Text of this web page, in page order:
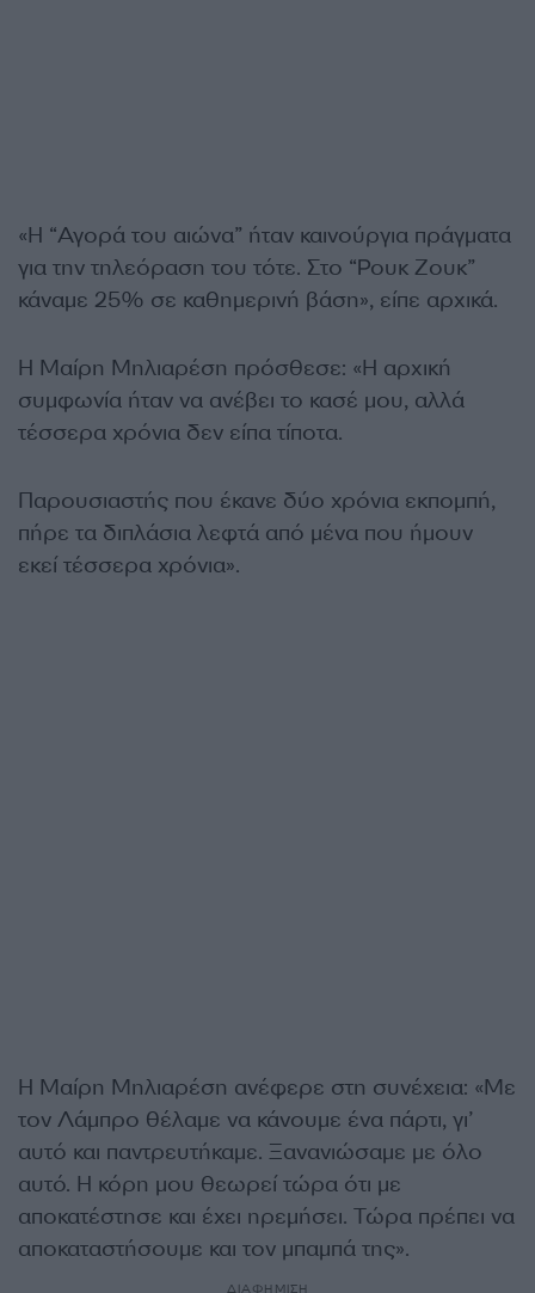
«Η “Αγορά του αιώνα” ήταν καινούργια πράγματα
για την τηλεόραση του τότε. Στο “Ρουκ Ζουκ”
κάναμε 25% σε καθημερινή βάση», είπε αρχικά.
Η Μαίρη Μηλιαρέση πρόσθεσε: «Η αρχική
συμφωνία ήταν να ανέβει το κασέ μου, αλλά
τέσσερα χρόνια δεν είπα τίποτα.
Παρουσιαστής που έκανε δύο χρόνια εκπομπή,
πήρε τα διπλάσια λεφτά από μένα που ήμουν
εκεί τέσσερα χρόνια».
Η Μαίρη Μηλιαρέση ανέφερε στη συνέχεια: «Με
τον Λάμπρο θέλαμε να κάνουμε ένα πάρτι, γι’
αυτό και παντρευτήκαμε. Ξανανιώσαμε με όλο
αυτό. Η κόρη μου θεωρεί τώρα ότι με
αποκατέστησε και έχει ηρεμήσει. Τώρα πρέπει να
αποκαταστήσουμε και τον μπαμπά της».
ΔΙΑΦΗΜΙΣΗ